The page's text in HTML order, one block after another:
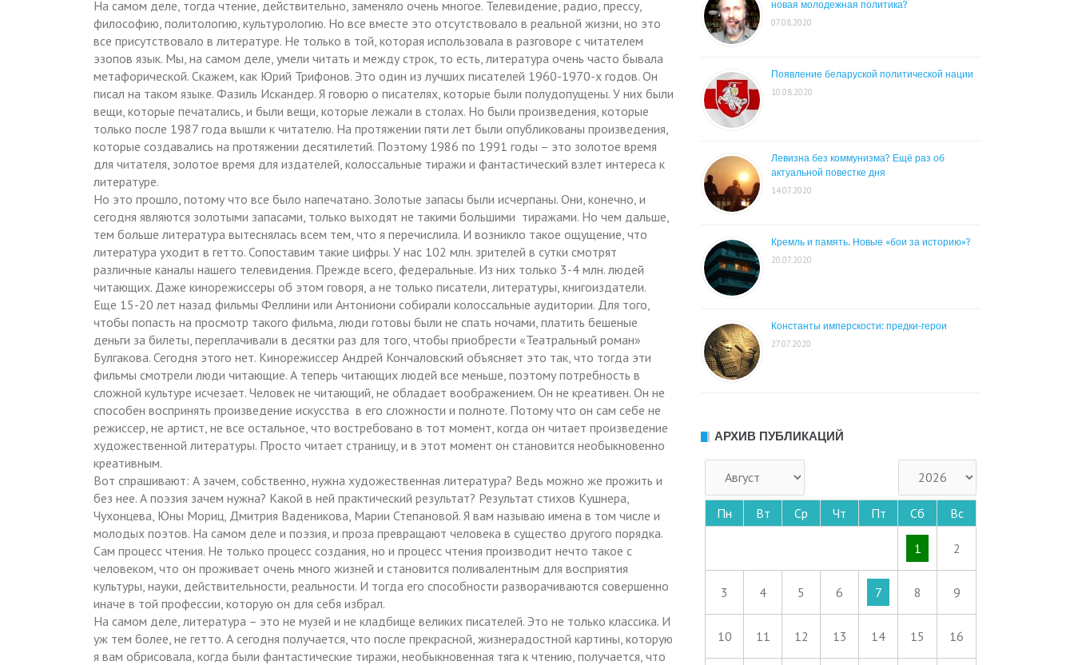
На самом деле, тогда чтение, действительно, заменяло очень многое. Телевидение, радио, прессу,
философию, политологию, культурологию. Но все вместе это отсутствовало в реальной жизни, но это
все присутствовало в литературе. Не только в той, которая использовала в разговоре с читателем
эзопов язык. Мы, на самом деле, умели читать и между строк, то есть, литература очень часто бывала
метафорической. Скажем, как Юрий Трифонов. Это один из лучших писателей 1960-1970-х годов. Он
писал на таком языке. Фазиль Искандер. Я говорю о писателях, которые были полудопущены. У них были
вещи, которые печатались, и были вещи, которые лежали в столах. Но были произведения, которые
только после 1987 года вышли к читателю. На протяжении пяти лет были опубликованы произведения,
которые создавались на протяжении десятилетий. Поэтому 1986 по 1991 годы – это золотое время
для читателя, золотое время для издателей, колоссальные тиражи и фантастический взлет интереса к
литературе.
Но это прошло, потому что все было напечатано. Золотые запасы были исчерпаны. Они, конечно, и
сегодня являются золотыми запасами, только выходят не такими большими тиражами. Но чем дальше,
тем больше литература вытеснялась всем тем, что я перечислила. И возникло такое ощущение, что
литература уходит в гетто. Сопоставим такие цифры. У нас 102 млн. зрителей в сутки смотрят
различные каналы нашего телевидения. Прежде всего, федеральные. Из них только 3-4 млн. людей
читающих. Даже кинорежиссеры об этом говоря, а не только писатели, литературы, книгоиздатели.
Еще 15-20 лет назад фильмы Феллини или Антониони собирали колоссальные аудитории. Для того,
чтобы попасть на просмотр такого фильма, люди готовы были не спать ночами, платить бешеные
деньги за билеты, переплачивали в десятки раз для того, чтобы приобрести «Театральный роман»
Булгакова. Сегодня этого нет. Кинорежиссер Андрей Кончаловский объясняет это так, что тогда эти
фильмы смотрели люди читающие. А теперь читающих людей все меньше, поэтому потребность в
сложной культуре исчезает. Человек не читающий, не обладает воображением. Он не креативен. Он не
способен воспринять произведение искусства в его сложности и полноте. Потому что он сам себе не
режиссер, не артист, не все остальное, что востребовано в тот момент, когда он читает произведение
художественной литературы. Просто читает страницу, и в этот момент он становится необыкновенно
креативным.
Вот спрашивают: А зачем, собственно, нужна художественная литература? Ведь можно же прожить и
без нее. А поэзия зачем нужна? Какой в ней практический результат? Результат стихов Кушнера,
Чухонцева, Юны Мориц, Дмитрия Ваденикова, Марии Степановой. Я вам называю имена в том числе и
молодых поэтов. На самом деле и поэзия, и проза превращают человека в существо другого порядка.
Сам процесс чтения. Не только процесс создания, но и процесс чтения производит нечто такое с
человеком, что он проживает очень много жизней и становится поливалентным для восприятия
культуры, науки, действительности, реальности. И тогда его способности разворачиваются совершенно
иначе в той профессии, которую он для себя избрал.
На самом деле, литература – это не музей и не кладбище великих писателей. Это не только классика. И
уж тем более, не гетто. А сегодня получается, что после прекрасной, жизнерадостной картины, которую
я вам обрисовала, когда были фантастические тиражи, необыкновенная тяга к чтению, получается, что
новая молодежная политика?
07.08.2020
Появление беларуской политической нации
10.08.2020
Левизна без коммунизма? Ещё раз об
актуальной повестке дня
14.07.2020
Кремль и память. Новые «бои за историю»?
20.07.2020
Константы имперскости: предки-герои
27.07.2020
АРХИВ ПУБЛИКАЦИЙ
Пн Вт Ср Чт Пт Сб Вс
1 2
3 4 5 6 7 8 9
10 11 12 13 14 15 16